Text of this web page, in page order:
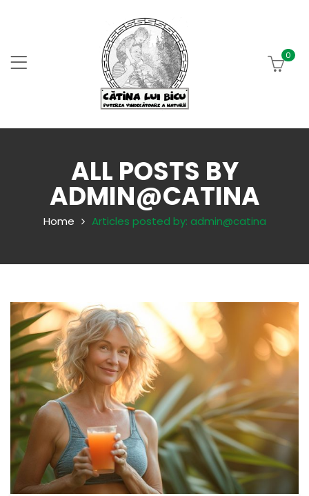
0
ALL POSTS BY
ADMIN@CATINA
Home Articles posted by: admin@catina